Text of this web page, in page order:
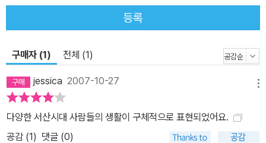
등록
구매자 (1) 전체 (1)
jessica 2007-10-27
다양한 서산시대 사람들의 생활이 구체적으로 표현되었어요.
공감 (1) 댓글 (0)